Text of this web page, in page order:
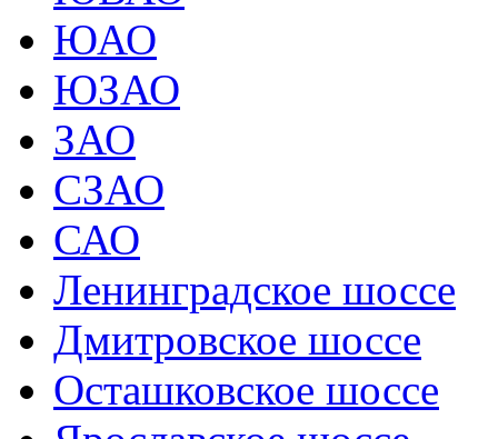
ЮАО
ЮЗАО
ЗАО
СЗАО
САО
Ленинградское шоссе
Дмитровское шоссе
Осташковское шоссе